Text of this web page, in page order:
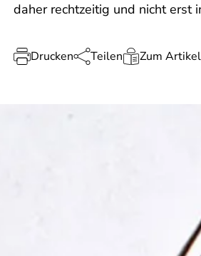
daher rechtzeitig und nicht erst
Drucken Teilen Zum